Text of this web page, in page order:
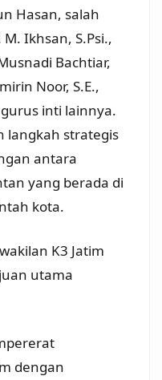
Hasan, salah
Ikhsan, S.Psi.,
Bachtiar,
Noor, S.E.,
inti lainnya.
langkah strategis
antara
yang berada di
kota.
K3 Jatim
utama
dengan